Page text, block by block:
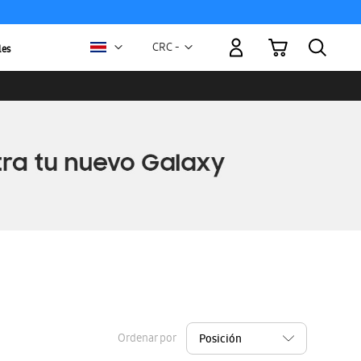
Moneda
CRC -
Mi carrito
Ordenar por